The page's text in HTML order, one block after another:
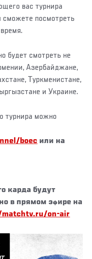
вас турнира
сможете посмотреть
будет смотреть не
Азербайджане,
Туркменистане,
и Украине.
турнира можно
boec или на
карда будут
в прямом эфире на
on-air